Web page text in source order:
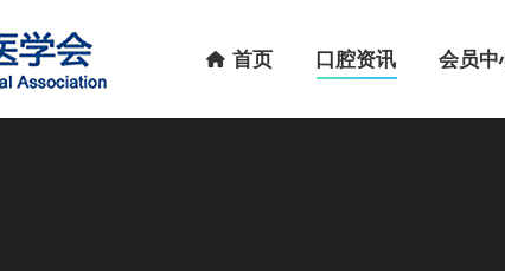
首页 口腔资讯 会员中